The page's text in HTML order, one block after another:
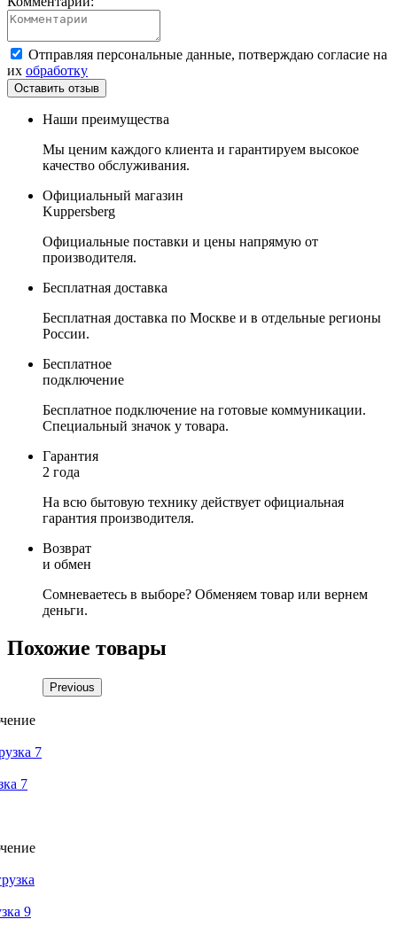
Отправляя персональные данные, потверждаю согласие на
их обработку
Наши преимущества
Мы ценим каждого клиента и гарантируем высокое
качество обслуживания.
Официальный магазин
Kuppersberg
Официальные поставки и цены напрямую от
производителя.
Бесплатная доставка
Бесплатная доставка по Москве и в отдельные регионы
России.
Бесплатное
подключение
Бесплатное подключение на готовые коммуникации.
Специальный значок у товара.
Гарантия
2 года
На всю бытовую технику действует официальная
гарантия производителя.
Возврат
и обмен
Сомневаетесь в выборе? Обменяем товар или вернем
деньги.
Похожие товары
Previous
7
9